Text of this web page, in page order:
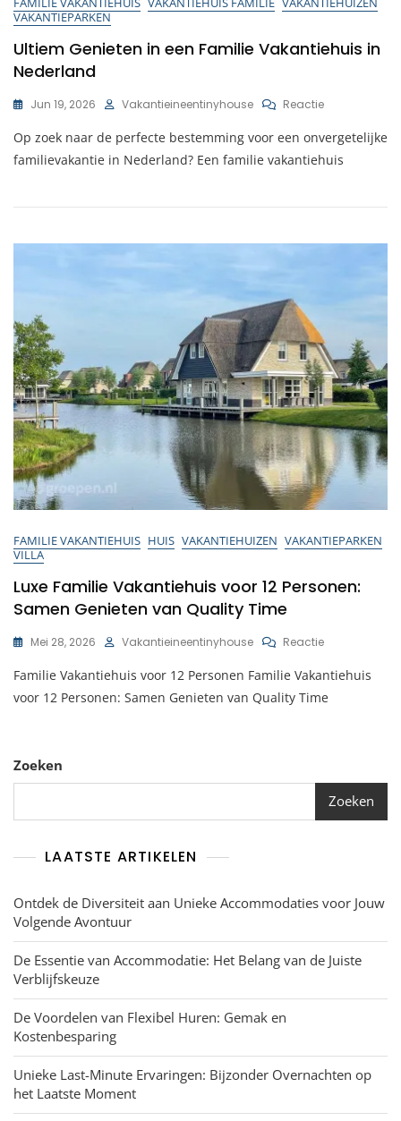
VAKANTIEPARKEN
Ultiem Genieten in een Familie Vakantiehuis in
Nederland
Jun 19, 2026 Vakantieineentinyhouse ReactieOp
Genieten
In
Vakantiehuis
Op zoek naar de perfecte bestemming voor een onvergetelijke
familievakantie in Nederland? Een familie vakantiehuis
FAMILIE VAKANTIEHUIS HUIS VAKANTIEHUIZEN VAKANTIEPARKEN
VILLA
Luxe Familie Vakantiehuis voor 12 Personen:
Samen Genieten van Quality Time
Mei 28, 2026 Vakantieineentinyhouse ReactieOp
Familie
Vakantiehuis
Van
Quality
Familie Vakantiehuis voor 12 Personen Familie Vakantiehuis
voor 12 Personen: Samen Genieten van Quality Time
Zoeken
Zoeken
LAATSTE ARTIKELEN
Ontdek de Diversiteit aan Unieke Accommodaties voor Jouw
Volgende Avontuur
De Essentie van Accommodatie: Het Belang van de Juiste
Verblijfskeuze
De Voordelen van Flexibel Huren: Gemak en
Kostenbesparing
Unieke Last-Minute Ervaringen: Bijzonder Overnachten op
het Laatste Moment